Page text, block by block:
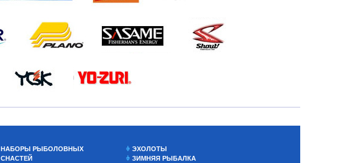
НАБОРЫ РЫБОЛОВНЫХ
СНАСТЕЙ
ЭХОЛОТЫ
ЗИМНЯЯ РЫБАЛКА